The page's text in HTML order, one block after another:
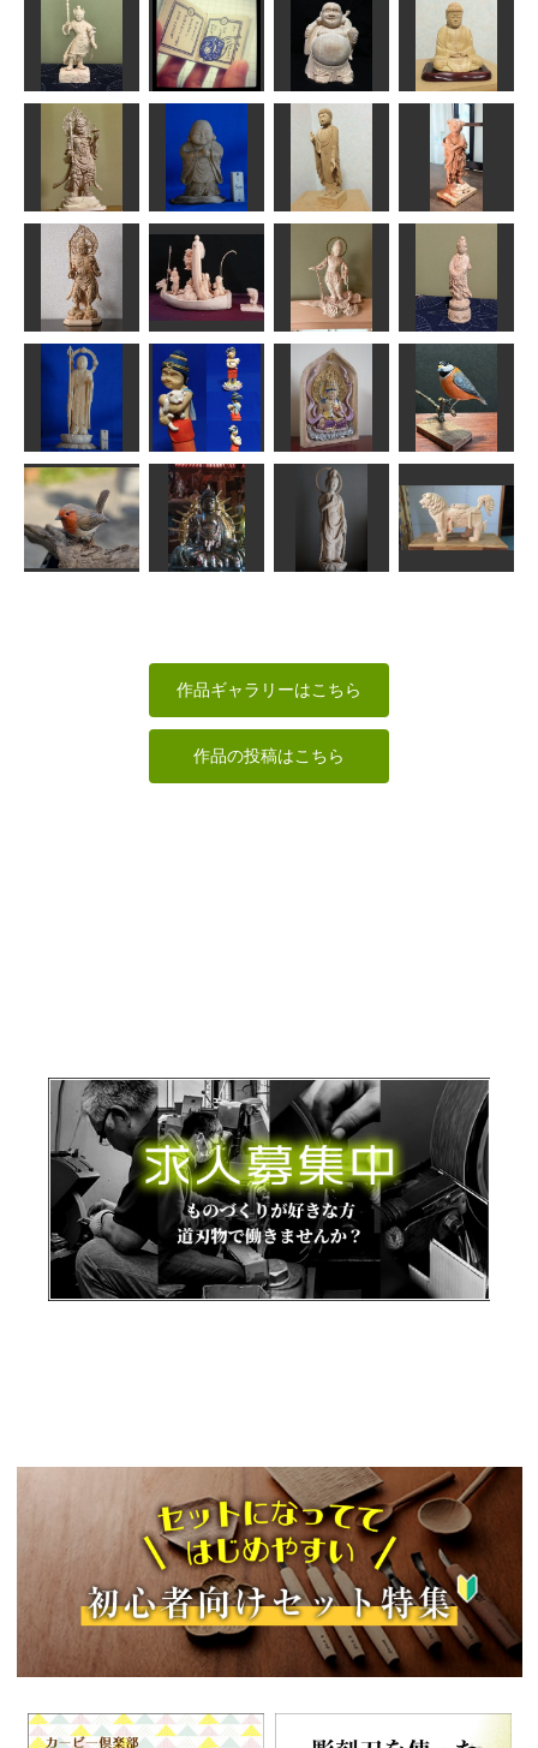
増女
msuganuma
吉祥天像
みっちゃん
吉祥天立像
合之内 麻呂
宝海大黒天
しんちゃん
安底羅大将
みっちゃん
総版画豆本
「デンデンム
シノカナシ
ミ」
サジ
七福神布袋様
しんちゃん
釈迦如来
なんぺい
毘沙門天
俊造
わらべ地蔵 阿弥陀如来像
なんぺい
善財童子
ハク
毘沙門天
茶々丸
宝船・七福神
kiyonk
雲中供養菩薩
像南20号
みっちゃん
白衣観音
みっちゃん
地蔵菩薩像
ta-chann
子猫と、かの
ん
kiyonk
虚空蔵菩薩
ちゅうさん
ヤマガラ
い
菩薩立像
作品ギャラリーはこちら
作品の投稿はこちら